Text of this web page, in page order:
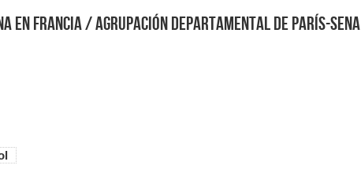
en Francia / Agrupación Departamental de París-Sena